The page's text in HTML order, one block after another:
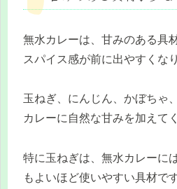
無水カレーは、甘みのある具
スパイス感が前に出やすくな
玉ねぎ、にんじん、かぼちゃ
カレーに自然な甘みを加えて
特に玉ねぎは、無水カレーに
もよいほど使いやすい具材です